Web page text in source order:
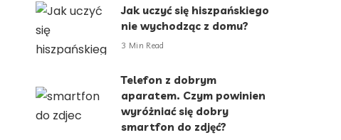
Jak uczyć się hiszpańskiego
nie wychodząc z domu?
3 Min Read
Telefon z dobrym
aparatem. Czym powinien
wyróżniać się dobry
smartfon do zdjęć?